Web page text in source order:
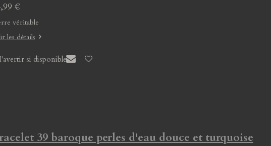
€
véritable
les détails
si disponible
39 baroque perles d'eau douce et turquoise